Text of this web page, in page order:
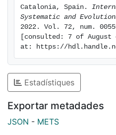
DNA hybridization analyses
56.1%, respectively, when
compared to that of the
gozinkensis IzPS32dT.
indicate that strain FIT81T
relative species, which lead
novel species to be
with the name
(FIT81T=CECT
Catalonia, Spain.
Systematic and
2022. Vol. 72, num.
[consulted: 7 of
at: https://
Estadístiques
Exportar metadades
JSON - METS